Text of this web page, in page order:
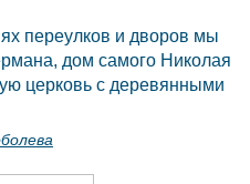
переулков и дворов мы
дом самого Николая
церковь с деревянными